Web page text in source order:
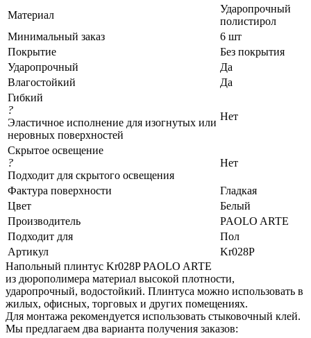
Материал
Ударопрочный
полистирол
Минимальный заказ
6 шт
Покрытие
Без покрытия
Ударопрочный
Да
Влагостойкий
Да
Гибкий
?
Эластичное исполнение для изогнутых или
неровных поверхностей
Нет
Скрытое освещение
?
Подходит для скрытого освещения
Нет
Фактура поверхности
Гладкая
Цвет
Белый
Производитель
PAOLO ARTE
Подходит для
Пол
Артикул
Kr028P
Напольный плинтус Kr028P PAOLO ARTE
из дюрополимера материал высокой плотности,
ударопрочный, водостойкий. Плинтуса можно использовать в
жилых, офисных, торговых и других помещениях.
Для монтажа рекомендуется использовать стыковочный клей.
Мы предлагаем два варианта получения заказов: